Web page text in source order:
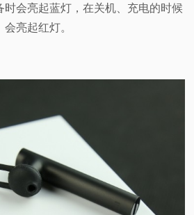
时会亮起蓝灯，在关机、充电的时候
会亮起红灯。